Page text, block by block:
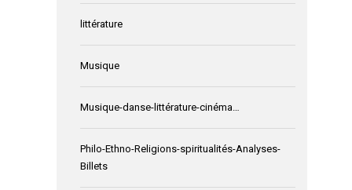
littérature
Musique
Musique-danse-littérature-cinéma…
Philo-Ethno-Religions-spiritualités-Analyses-
Billets